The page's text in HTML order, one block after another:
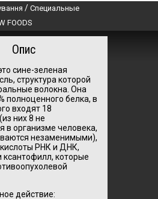
/ Специальные
FOODS
Опис
сине-зеленая
структура которой
волокна. Она
полноценного белка, в
входят 18
них 8 не
в организме человека,
незаменимыми),
РНК и ДНК,
которые
действие: